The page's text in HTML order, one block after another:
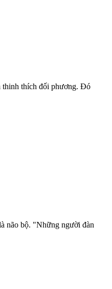
thinh thích đối phương. Đó
não bộ. "Những người đàn